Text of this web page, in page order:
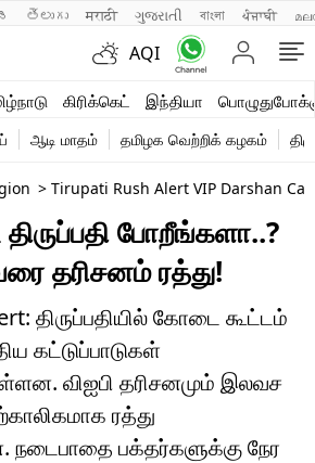
తెలుగు मराठी ગુજરાતી বাংলা ਪੰਜਾਬੀ
AQI
கிரிக்கெட் இந்தியா
ஆடி மாதம் தமிழக வெற்றிக் கழகம்
> Tirupati Rush Alert VIP Darshan
போறீங்களா..?
தரிசனம் ரத்து!
திருப்பதியில் கோடை கூட்டம்
கட்டுப்பாடுகள்
விஐபி தரிசனமும் இலவச
ரத்து
பக்தர்களுக்கு நேர